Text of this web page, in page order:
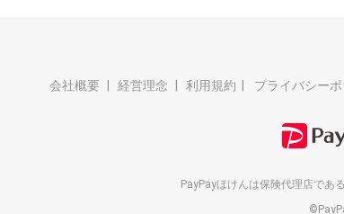
会社概要 経営理念 利用規約 プライバシー
PayPayほけんは保険代理店である